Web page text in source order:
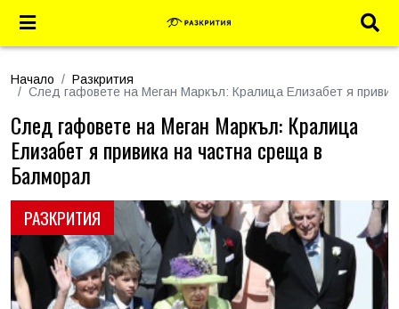
Начало
Разкрития
След гафовете на Меган Маркъл: Кралица Елизабет я
РАЗКРИТИЯ
След гафовете на Меган Маркъл: Кралица
Елизабет я привика на частна среща в
Балморал